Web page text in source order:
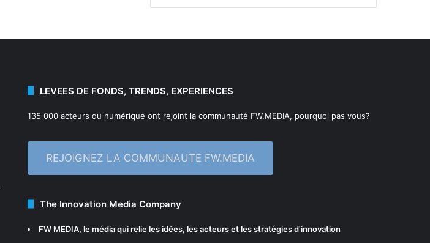
LEVEES DE FONDS, TRENDS, EXPERIENCES
135 000 acteurs du numérique ont rejoint la communauté FW.MEDIA, pourquoi pas vous?
REJOIGNEZ LA COMMUNAUTE FW.MEDIA
The Innovation Media Company
FW MEDIA, le média qui relie les idées, les acteurs et les stratégies d'innovation